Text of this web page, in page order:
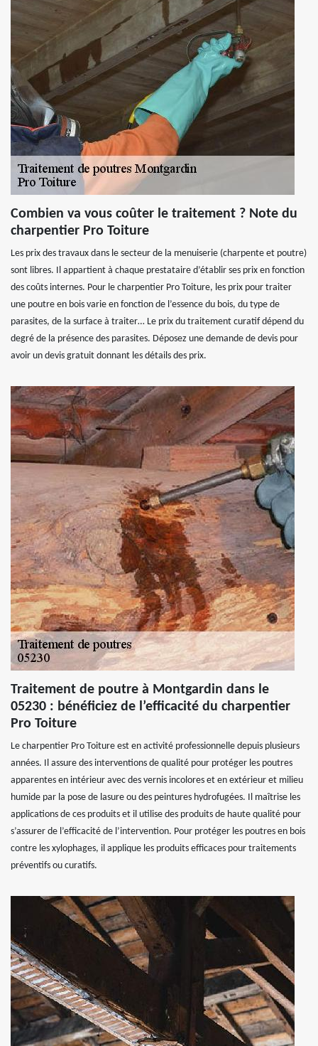
Combien va vous coûter le traitement ? Note du
charpentier Pro Toiture
Les prix des travaux dans le secteur de la menuiserie (charpente et poutre)
sont libres. Il appartient à chaque prestataire d’établir ses prix en fonction
des coûts internes. Pour le charpentier Pro Toiture, les prix pour traiter
une poutre en bois varie en fonction de l’essence du bois, du type de
parasites, de la surface à traiter… Le prix du traitement curatif dépend du
degré de la présence des parasites. Déposez une demande de devis pour
avoir un devis gratuit donnant les détails des prix.
Traitement de poutre à Montgardin dans le
05230 : bénéficiez de l’efficacité du charpentier
Pro Toiture
Le charpentier Pro Toiture est en activité professionnelle depuis plusieurs
années. Il assure des interventions de qualité pour protéger les poutres
apparentes en intérieur avec des vernis incolores et en extérieur et milieu
humide par la pose de lasure ou des peintures hydrofugées. Il maîtrise les
applications de ces produits et il utilise des produits de haute qualité pour
s’assurer de l’efficacité de l’intervention. Pour protéger les poutres en bois
contre les xylophages, il applique les produits efficaces pour traitements
préventifs ou curatifs.